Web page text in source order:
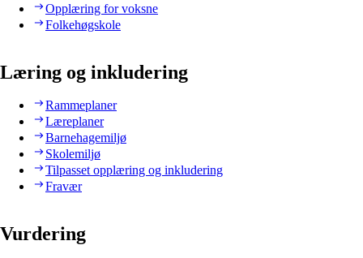
Opplæring for voksne
Folkehøgskole
Læring og inkludering
Rammeplaner
Læreplaner
Barnehagemiljø
Skolemiljø
Tilpasset opplæring og inkludering
Fravær
Vurdering